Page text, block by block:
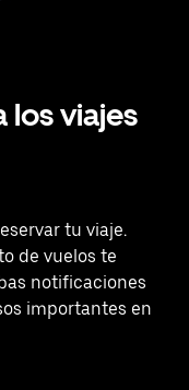
los viajes
tu viaje.
de vuelos te
notificaciones
importantes en